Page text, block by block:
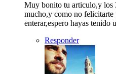
Muy bonito tu articulo,y los
mucho,y como no felicitarte
enterar,espero hayas tenido
Responder